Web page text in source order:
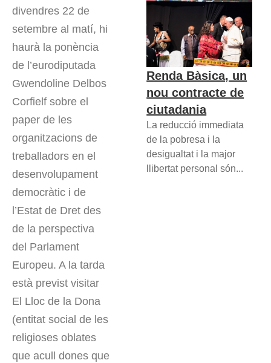
divendres 22 de
setembre al matí, hi
haurà la ponència
de l’eurodiputada
Gwendoline Delbos
Corfielf sobre el
paper de les
organitzacions de
treballadors en el
desenvolupament
democràtic i de
l’Estat de Dret des
de la perspectiva
del Parlament
Europeu. A la tarda
està previst visitar
El Lloc de la Dona
(entitat social de les
religioses oblates
que acull dones que
Renda Bàsica, un
nou contracte de
ciutadania
La reducció immediata
de la pobresa i la
desigualtat i la major
llibertat personal són...